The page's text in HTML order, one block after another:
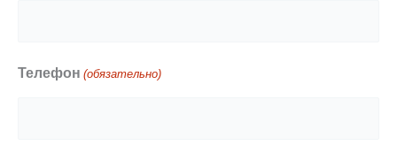
Телефон (обязательно)